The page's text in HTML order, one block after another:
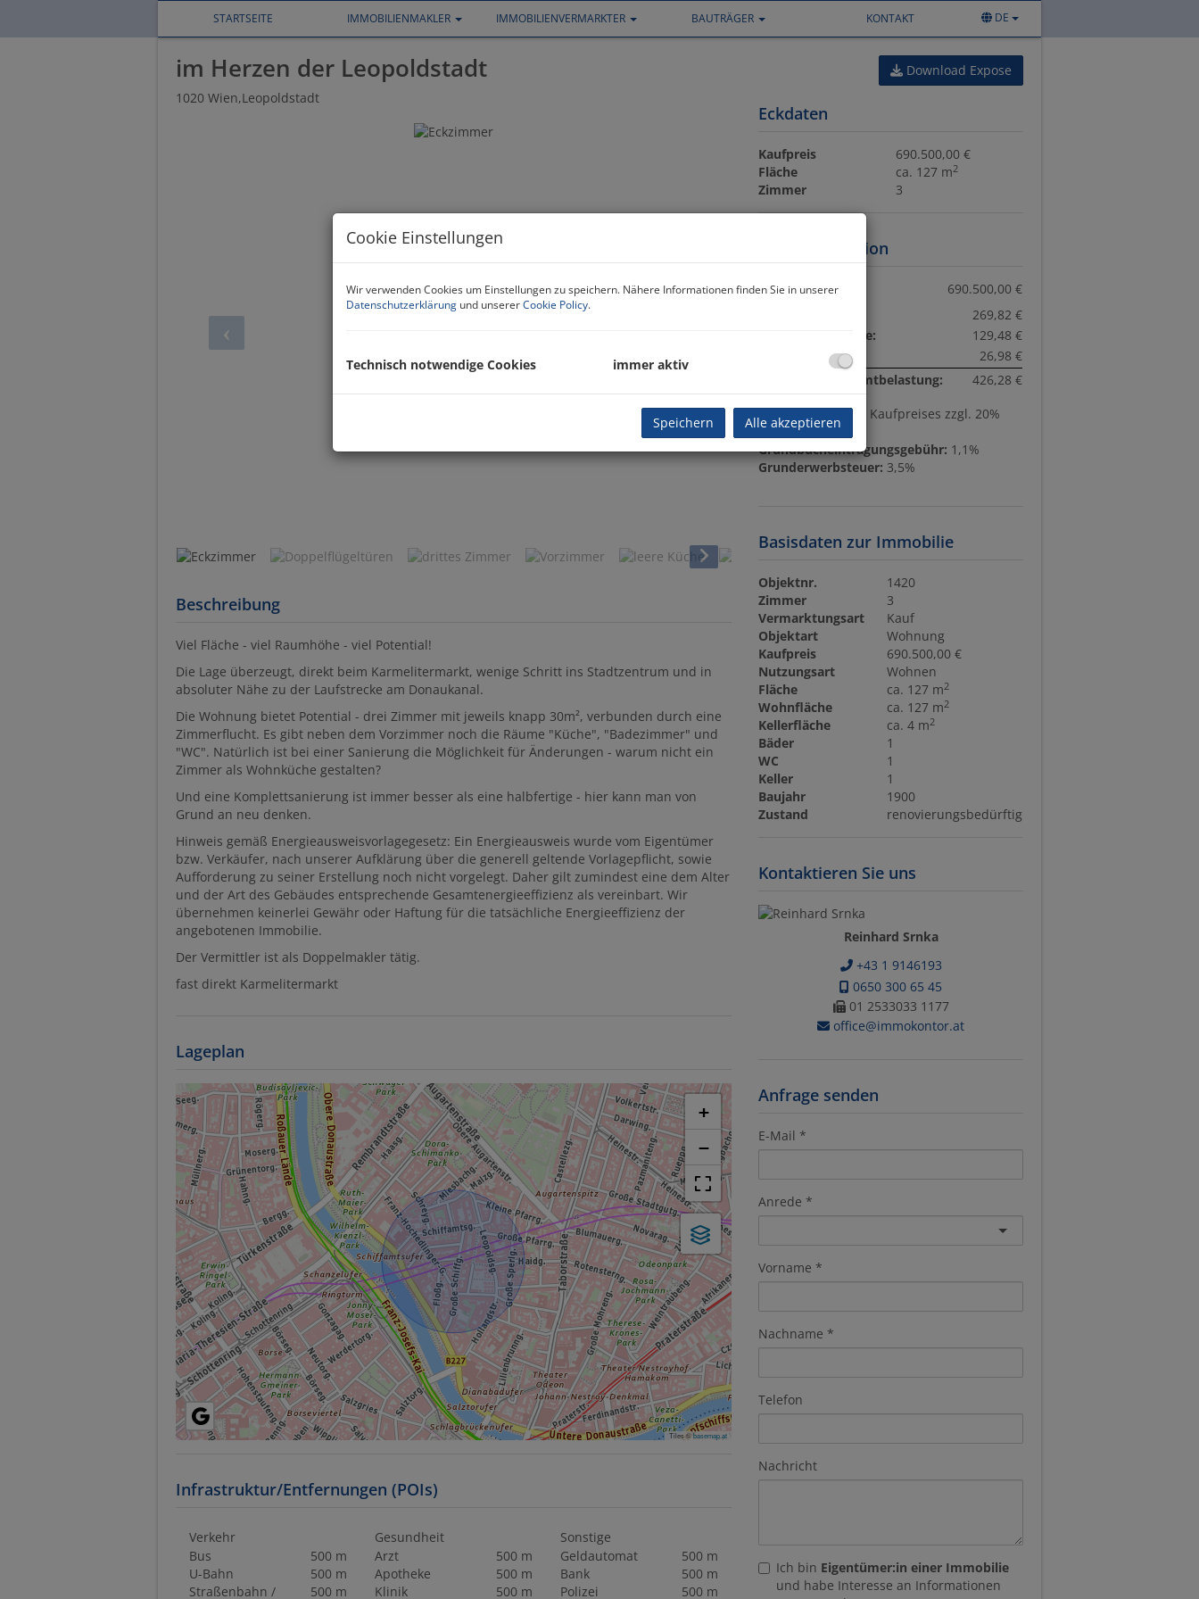
STARTSEITE IMMOBILIENMAKLER IMMOBILIENVERMARKTER BAUTRÄGER KONTAKT DE
im Herzen der Leopoldstadt
1020 Wien,Leopoldstadt
Beschreibung
Viel Fläche - viel Raumhöhe - viel Potential!
Die Lage überzeugt, direkt beim Karmelitermarkt, wenige Schritt ins Stadtzentrum und in
absoluter Nähe zu der Laufstrecke am Donaukanal.
Die Wohnung bietet Potential - drei Zimmer mit jeweils knapp 30m², verbunden durch eine
Zimmerflucht. Es gibt neben dem Vorzimmer noch die Räume "Küche", "Badezimmer" und
"WC". Natürlich ist bei einer Sanierung die Möglichkeit für Änderungen - warum nicht ein
Zimmer als Wohnküche gestalten?
Und eine Komplettsanierung ist immer besser als eine halbfertige - hier kann man von
Grund an neu denken.
Hinweis gemäß Energieausweisvorlagegesetz: Ein Energieausweis wurde vom Eigentümer
bzw. Verkäufer, nach unserer Aufklärung über die generell geltende Vorlagepflicht, sowie
Aufforderung zu seiner Erstellung noch nicht vorgelegt. Daher gilt zumindest eine dem Alter
und der Art des Gebäudes entsprechende Gesamtenergieeffizienz als vereinbart. Wir
übernehmen keinerlei Gewähr oder Haftung für die tatsächliche Energieeffizienz der
angebotenen Immobilie.
Der Vermittler ist als Doppelmakler tätig.
fast direkt Karmelitermarkt
Lageplan
+
−
Tiles ©basemap.at
Infrastruktur/Entfernungen (POIs)
Verkehr
Bus
500 m
U-Bahn
500 m
Straßenbahn /
500 m
Gesundheit
Arzt
500 m
Apotheke
500 m
Klinik
500 m
Sonstige
Geldautomat
500 m
Bank
500 m
Polizei
500 m
Download Expose
Eckdaten
Kaufpreis
690.500,00 €
Fläche
ca. 127 m2
Zimmer 3
Preisinformation
Kaufpreis:
690.500,00 €
269,82 €
Reparaturrücklage:
129,48 €
Umsatzsteuer:
26,98 €
monatliche Gesamtbelastung:
426,28 €
Provision: 3% des Kaufpreises zzgl. 20%
USt.
Grundbucheintragungsgebühr: 1,1%
Grunderwerbsteuer: 3,5%
Basisdaten zur Immobilie
Objektnr.
1420
Zimmer
3
Vermarktungsart
Kauf
Objektart
Wohnung
Kaufpreis
690.500,00 €
Nutzungsart
Wohnen
Fläche
ca. 127 m2
Wohnfläche ca. 127 m2
Kellerfläche ca. 4 m2
Bäder
1
WC
1
Keller
1
Baujahr
1900
Zustand
renovierungsbedürftig
Kontaktieren Sie uns
Reinhard Srnka
+43 1 9146193
0650 300 65 45
01 2533033 1177
office@immokontor.at
Anfrage senden
E-Mail
Anrede
Vorname
Nachname
Telefon
Nachricht
Ich bin Eigentümer:in einer Immobilie
und habe Interesse an Informationen
Cookie Einstellungen
Wir verwenden Cookies um Einstellungen zu speichern. Nähere Informationen finden Sie in unserer
Datenschutzerklärung und unsererCookie Policy.
Technisch notwendige Cookies immer aktiv
Speichern Alle akzeptieren